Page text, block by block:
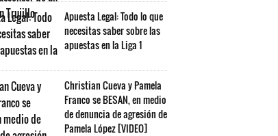
Apuesta Legal: Todo lo que
necesitas saber sobre las
apuestas en la Liga 1
Christian Cueva y Pamela
Franco se BESAN, en medio
de denuncia de agresión de
Pamela López [VIDEO]